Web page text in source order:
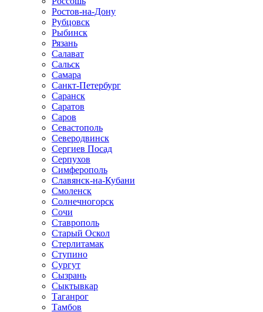
Ростов-на-Дону
Рубцовск
Рыбинск
Рязань
Салават
Сальск
Самара
Санкт-Петербург
Саранск
Саратов
Саров
Севастополь
Северодвинск
Сергиев Посад
Серпухов
Симферополь
Славянск-на-Кубани
Смоленск
Солнечногорск
Сочи
Ставрополь
Старый Оскол
Стерлитамак
Ступино
Сургут
Сызрань
Сыктывкар
Таганрог
Тамбов